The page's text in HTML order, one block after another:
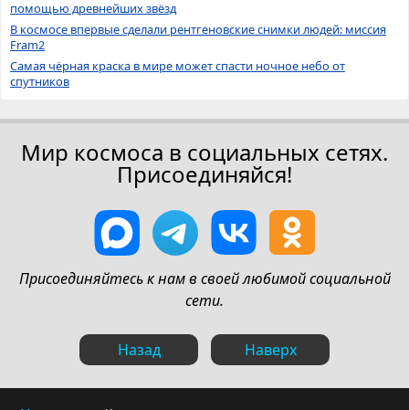
помощью древнейших звёзд
В космосе впервые сделали рентгеновские снимки людей: миссия
Fram2
Самая чёрная краска в мире может спасти ночное небо от
спутников
Мир космоса в социальных сетях.
Присоединяйся!
Присоединяйтесь к нам в своей любимой социальной
сети.
Назад Наверх